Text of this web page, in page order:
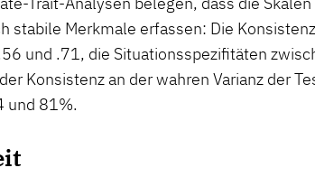
stabile Merkmale erfassen: Die
und .71, die Situationsspezifitäten
Konsistenz an der wahren Varianz der
und 81%.